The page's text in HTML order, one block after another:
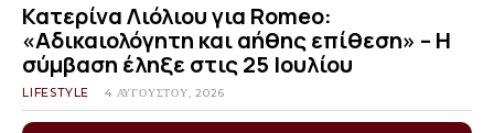
Κατερίνα Λιόλιου για Romeo:
«Αδικαιολόγητη και αήθης επίθεση» – Η
σύμβαση έληξε στις 25 Ιουλίου
LIFESTYLE 4 ΑΥΓΟΎΣΤΟΥ, 2026